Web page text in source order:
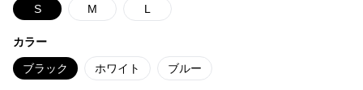
S M L
カラー
ブラック ホワイト ブルー